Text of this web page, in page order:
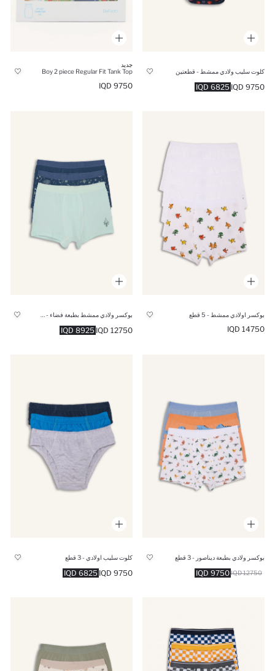
كلوت سليب ولادي ممشط - قطعتين
6825 IQD 9750 IQD
جديد
Boy 2 piece Regular Fit Tank Top
9750 IQD
بوكسر اولادي ممشط - 5 قطع
14750 IQD
8925 IQD 12750 IQD
بوكسر ولادي بطبعة ديناصور - 3 قطع
9750 IQD 12750 IQD
كلوت سليب اولادي - 3 قطع
6825 IQD 9750 IQD